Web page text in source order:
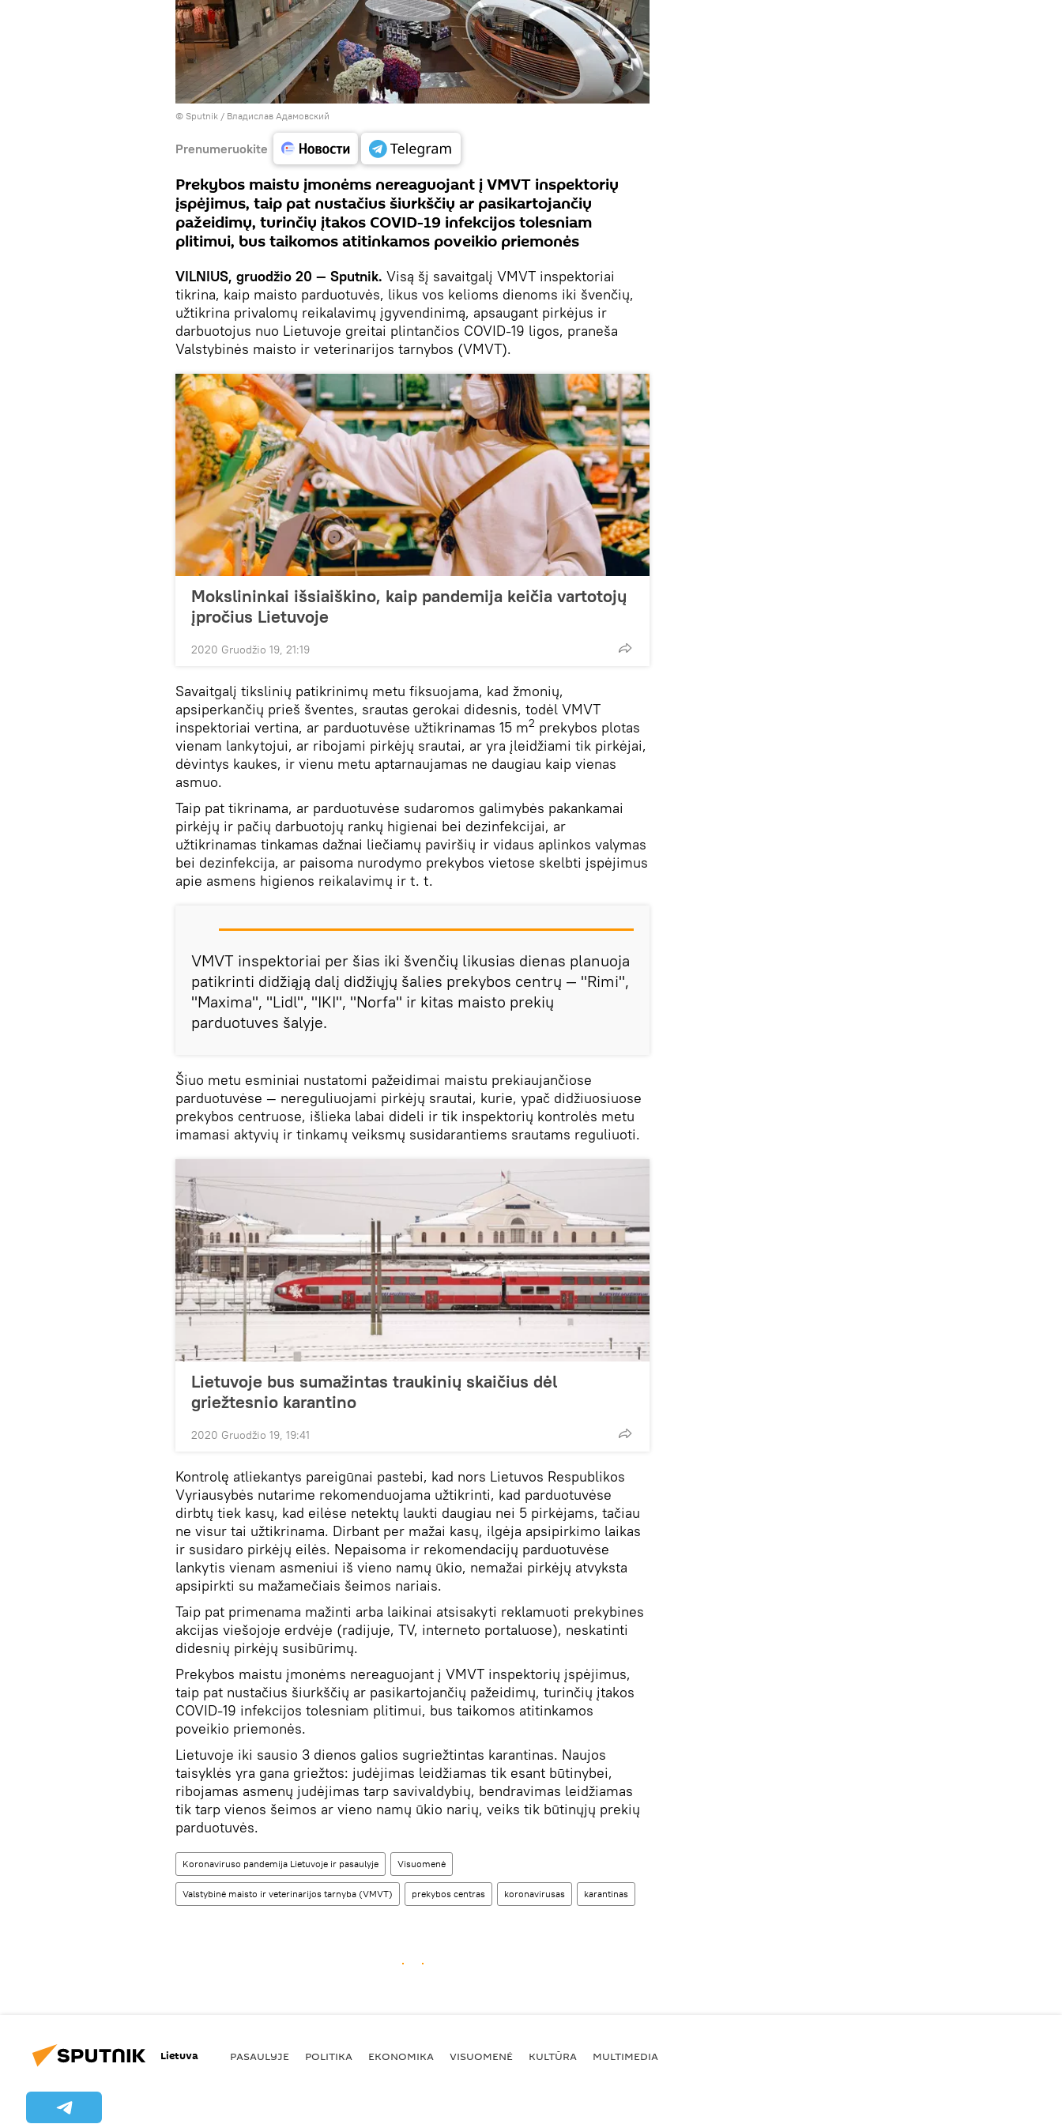
© Sputnik / Владислав Адамовский
Prenumeruokite
Prekybos maistu įmonėms nereaguojant į VMVT inspektorių
įspėjimus, taip pat nustačius šiurkščių ar pasikartojančių
pažeidimų, turinčių įtakos COVID-19 infekcijos tolesniam
plitimui, bus taikomos atitinkamos poveikio priemonės
VILNIUS, gruodžio 20 — Sputnik. Visą šį savaitgalį VMVT inspektoriai
tikrina, kaip maisto parduotuvės, likus vos kelioms dienoms iki švenčių,
užtikrina privalomų reikalavimų įgyvendinimą, apsaugant pirkėjus ir
darbuotojus nuo Lietuvoje greitai plintančios COVID-19 ligos, praneša
Valstybinės maisto ir veterinarijos tarnybos (VMVT).
Mokslininkai išsiaiškino, kaip pandemija keičia vartotojų
įpročius Lietuvoje
2020 Gruodžio 19, 21:19
Savaitgalį tikslinių patikrinimų metu fiksuojama, kad žmonių,
apsiperkančių prieš šventes, srautas gerokai didesnis, todėl VMVT
inspektoriai vertina, ar parduotuvėse užtikrinamas 15 m2 prekybos plotas
vienam lankytojui, ar ribojami pirkėjų srautai, ar yra įleidžiami tik pirkėjai,
dėvintys kaukes, ir vienu metu aptarnaujamas ne daugiau kaip vienas
asmuo.
Taip pat tikrinama, ar parduotuvėse sudaromos galimybės pakankamai
pirkėjų ir pačių darbuotojų rankų higienai bei dezinfekcijai, ar
užtikrinamas tinkamas dažnai liečiamų paviršių ir vidaus aplinkos valymas
bei dezinfekcija, ar paisoma nurodymo prekybos vietose skelbti įspėjimus
apie asmens higienos reikalavimų ir t. t.
VMVT inspektoriai per šias iki švenčių likusias dienas planuoja
patikrinti didžiąją dalį didžiųjų šalies prekybos centrų — "Rimi",
"Maxima", "Lidl", "IKI", "Norfa" ir kitas maisto prekių
parduotuves šalyje.
Šiuo metu esminiai nustatomi pažeidimai maistu prekiaujančiose
parduotuvėse — nereguliuojami pirkėjų srautai, kurie, ypač didžiuosiuose
prekybos centruose, išlieka labai dideli ir tik inspektorių kontrolės metu
imamasi aktyvių ir tinkamų veiksmų susidarantiems srautams reguliuoti.
Lietuvoje bus sumažintas traukinių skaičius dėl
griežtesnio karantino
2020 Gruodžio 19, 19:41
Kontrolę atliekantys pareigūnai pastebi, kad nors Lietuvos Respublikos
Vyriausybės nutarime rekomenduojama užtikrinti, kad parduotuvėse
dirbtų tiek kasų, kad eilėse netektų laukti daugiau nei 5 pirkėjams, tačiau
ne visur tai užtikrinama. Dirbant per mažai kasų, ilgėja apsipirkimo laikas
ir susidaro pirkėjų eilės. Nepaisoma ir rekomendacijų parduotuvėse
lankytis vienam asmeniui iš vieno namų ūkio, nemažai pirkėjų atvyksta
apsipirkti su mažamečiais šeimos nariais.
Taip pat primenama mažinti arba laikinai atsisakyti reklamuoti prekybines
akcijas viešojoje erdvėje (radijuje, TV, interneto portaluose), neskatinti
didesnių pirkėjų susibūrimų.
Prekybos maistu įmonėms nereaguojant į VMVT inspektorių įspėjimus,
taip pat nustačius šiurkščių ar pasikartojančių pažeidimų, turinčių įtakos
COVID-19 infekcijos tolesniam plitimui, bus taikomos atitinkamos
poveikio priemonės.
Lietuvoje iki sausio 3 dienos galios sugriežtintas karantinas. Naujos
taisyklės yra gana griežtos: judėjimas leidžiamas tik esant būtinybei,
ribojamas asmenų judėjimas tarp savivaldybių, bendravimas leidžiamas
tik tarp vienos šeimos ar vieno namų ūkio narių, veiks tik būtinųjų prekių
parduotuvės.
Koronaviruso pandemija Lietuvoje ir pasaulyje Visuomenė
Valstybinė maisto ir veterinarijos tarnyba (VMVT) prekybos centras koronavirusas karantinas
Lietuva PASAULYJE POLITIKA EKONOMIKA VISUOMENĖ KULTŪRA MULTIMEDIA